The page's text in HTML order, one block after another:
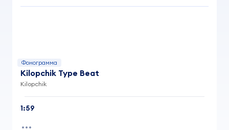
Фонограмма
Kilopchik Type Beat
Kilopchik
1:59